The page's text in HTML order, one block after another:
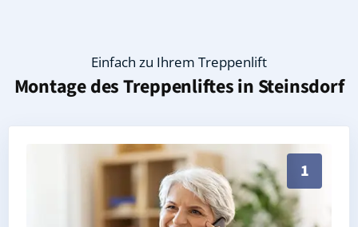
Einfach zu Ihrem Treppenlift
Montage des Treppenliftes in Steinsdorf
1
Persönliche Treppenlift-Beratung in Steinsdorf